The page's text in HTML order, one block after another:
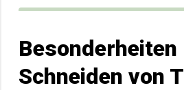
Besonderheiten
Schneiden von